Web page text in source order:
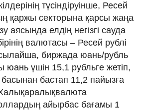
түсіндіруінше, Ресей
қаржы секторына қарсы жаңа
аясында елдің негізгі сауда
валютасы – Ресей рублі
биржада юань/рубль
үшін 15,1 рубльге жетіп,
бастап 11,2 пайызға
айырбас бағамы 1